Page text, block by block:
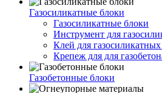
Газосиликатные блоки
Газосиликатные блоки
Инструмент для
Клей для газосиликатных
Крепеж для для
Газобетонные блоки